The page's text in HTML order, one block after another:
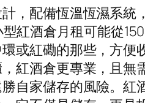
，配備恆溫恆濕系統
紅酒倉月租可能從
或紅磡的那些，方便
紅酒倉更專業，且無
自家儲存的風險。紅